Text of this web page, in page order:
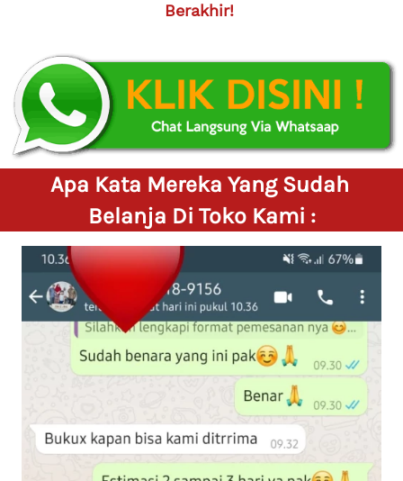
Berakhir!
Apa Kata Mereka Yang Sudah
Belanja Di Toko Kami :